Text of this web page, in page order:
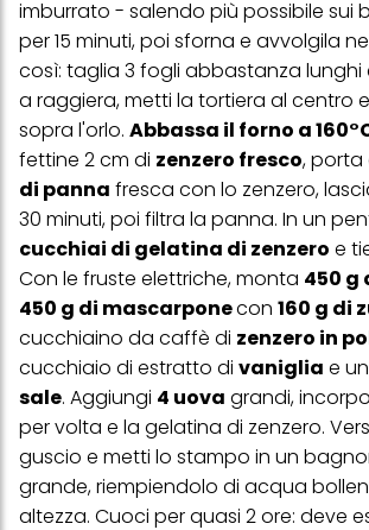
imburrato - salendo più possibile sui
per 15 minuti, poi sforna e avvolgila
così: taglia 3 fogli abbastanza lunghi
a raggiera, metti la tortiera al centro
sopra l'orlo. Abbassa il forno a
fettine 2 cm di zenzero fresco, porta
di panna fresca con lo zenzero,
30 minuti, poi filtra la panna. In un
cucchiai di gelatina di zenzero e
Con le fruste elettriche, monta 450 g
450 g di mascarponecon 160 g di
cucchiaino da caffè di zenzero in
cucchiaio di estratto di vaniglia e
sale. Aggiungi 4 uova grandi,
per volta e la gelatina di zenzero.
guscio e metti lo stampo in un
grande, riempiendolo di acqua
altezza. Cuoci per quasi 2 ore: deve